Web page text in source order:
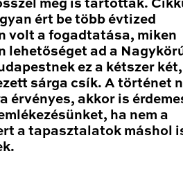
meg is tartották.
ért be több évtized
volt a fogadtatása, miken
lehetőséget ad a
ez a kétszer
sárga csík. A történet
érvényes, akkor is
ha nem a
a tapasztalatok máshol